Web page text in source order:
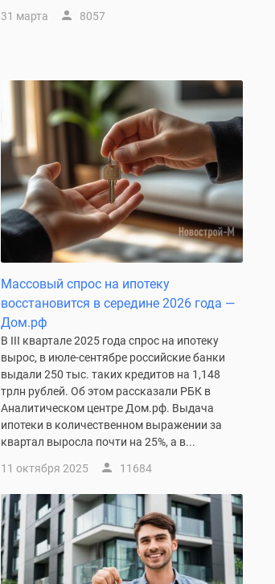
31 марта 8057
Массовый спрос на ипотеку
восстановится в середине 2026 года —
Дом.рф
В III квартале 2025 года спрос на ипотеку
вырос, в июле-сентябре российские банки
выдали 250 тыс. таких кредитов на 1,148
трлн рублей. Об этом рассказали РБК в
Аналитическом центре Дом.рф. Выдача
ипотеки в количественном выражении за
квартал выросла почти на 25%, а в...
11 октября 2025 11684